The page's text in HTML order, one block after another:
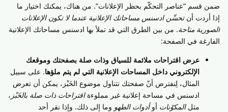
ضمن قسم “عناصر التحكّم بحظر الإعلانات”. من هناك، يمكنك اختيار ما
إذا أردت أنتحسِّن ادسنس مساحاتك الإعلانية عندما لا تكون الإعلانات
الصورية متاحة. من بين الطرق التي قد تملأ بها ادسنس مساحاتك الإعلانية
الفارغة في الصفحة:
عرض اقتراحات ملائمة للسياق وذات صلة بصفحتك وموقعك
الإلكتروني داخل المساحات الإعلانية التي لم يتم ملؤها. على سبيل
المثال، لِنفترض أنّ صفحتك تتناول موضوع الخَبْز، يمكن أن تعرض
ادسنس في مساحة إعلانية غير مملوءةاقتراحات ذات صلة بالخَبْز ،
مثلالمكوّنات أوأدوات الطهو وما إلى ذلك. وإذا نقر أحد